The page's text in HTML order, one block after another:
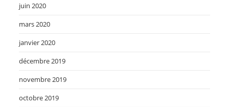
juin 2020
mars 2020
janvier 2020
décembre 2019
novembre 2019
octobre 2019